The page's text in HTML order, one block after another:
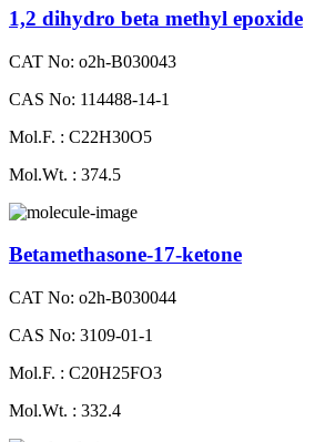
1,2 dihydro beta methyl epoxide
CAT No: o2h-B030043
CAS No: 114488-14-1
Mol.F. : C22H30O5
Mol.Wt. : 374.5
Betamethasone-​17-​ketone
CAT No: o2h-B030044
CAS No: 3109-01-1
Mol.F. : C20H25FO3
Mol.Wt. : 332.4